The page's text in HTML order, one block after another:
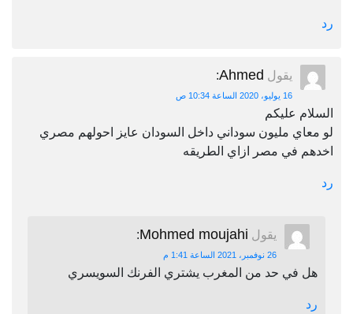
رد
يقول Ahmed
:
16 يوليو، 2020 الساعة 10:34 ص
السلام عليكم
لو معاي مليون سوداني داخل السودان عايز احولهم مصري
اخدهم في مصر ازاي الطريقه
رد
يقول Mohmed moujahi
:
26 نوفمبر، 2021 الساعة 1:41 م
هل في حد من المغرب يشتري الفرنك السويسري
رد